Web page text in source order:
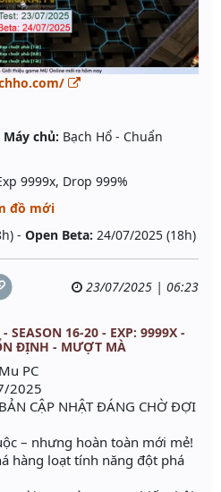
Máy chủ: Bạch Hổ - Chuẩn
9999x, Drop 999%
đồ mới
- Open Beta: 24/07/2025 (18h)
23/07/2025 | 06:23
SEASON 16-20 - EXP: 9999X -
ĐỊNH - MƯỢT MÀ
PC
2025
CẬP NHẬT ĐÁNG CHỜ ĐỢI
– nhưng hoàn toàn mới mẻ!
hàng loạt tính năng đột phá